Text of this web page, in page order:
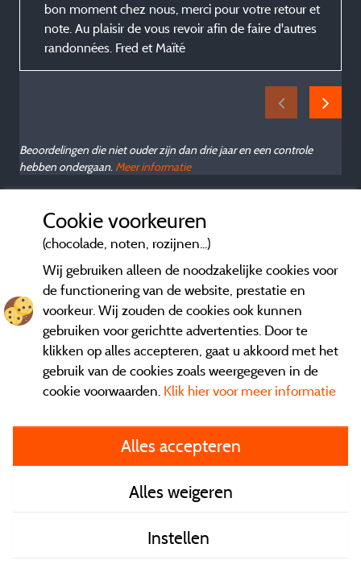
bon moment chez nous, merci pour votre retour et
note. Au plaisir de vous revoir afin de faire d'autres
randonnées. Fred et Maïté
Beoordelingen die niet ouder zijn dan drie jaar en een controle
hebben ondergaan. Meer informatie
General terms of use
Contact gegevens
Algemene verkoopvoorwaarden
Cookie voorkeuren
(chocolade, noten, rozijnen...)
Wij gebruiken alleen de noodzakelijke cookies voor
de functionering van de website, prestatie en
voorkeur. Wij zouden de cookies ook kunnen
gebruiken voor gerichtte advertenties. Door te
klikken op alles accepteren, gaat u akkoord met het
gebruik van de cookies zoals weergegeven in de
cookie voorwaarden. Klik hier voor meer informatie
Alles accepteren
Alles weigeren
Instellen